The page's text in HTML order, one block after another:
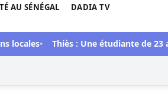
AU SÉNÉGAL DADIA TV
Thiès : Une étudiante de 23 ans